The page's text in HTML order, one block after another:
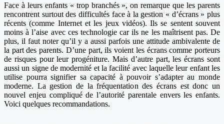
Face à leurs enfants « trop branchés », on remarque que les parents
rencontrent surtout des difficultés face à la gestion « d’écrans » plus
récents (comme Internet et les jeux vidéos). Ils se sentent souvent
moins à l’aise avec ces technologie car ils ne les maîtrisent pas. De
plus, il faut noter qu’il y a aussi parfois une attitude ambivalente de
la part des parents. D’une part, ils voient les écrans comme porteurs
de risques pour leur progéniture. Mais d’autre part, les écrans sont
aussi un signe de modernité et la facilité avec laquelle leur enfant les
utilise pourra signifier sa capacité à pouvoir s’adapter au monde
moderne. La gestion de la fréquentation des écrans est donc un
nouvel enjeu compliqué de l’autorité parentale envers les enfants.
Voici quelques recommandations.